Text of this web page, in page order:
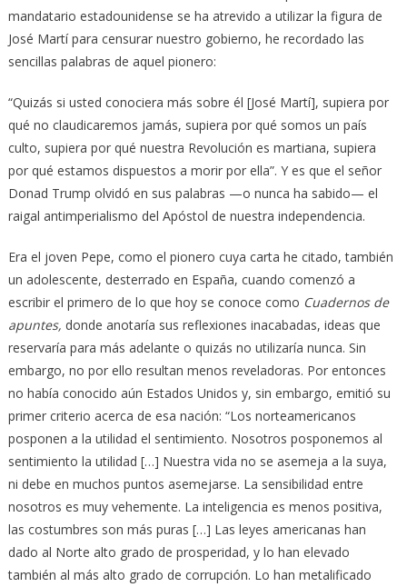
mandatario estadounidense se ha atrevido a utilizar la figura de
José Martí para censurar nuestro gobierno, he recordado las
sencillas palabras de aquel pionero:
“Quizás si usted conociera más sobre él [José Martí], supiera por
qué no claudicaremos jamás, supiera por qué somos un país
culto, supiera por qué nuestra Revolución es martiana, supiera
por qué estamos dispuestos a morir por ella”. Y es que el señor
Donad Trump olvidó en sus palabras —o nunca ha sabido— el
raigal antimperialismo del Apóstol de nuestra independencia.
Era el joven Pepe, como el pionero cuya carta he citado, también
un adolescente, desterrado en España, cuando comenzó a
escribir el primero de lo que hoy se conoce como Cuadernos de
apuntes, donde anotaría sus reflexiones inacabadas, ideas que
reservaría para más adelante o quizás no utilizaría nunca. Sin
embargo, no por ello resultan menos reveladoras. Por entonces
no había conocido aún Estados Unidos y, sin embargo, emitió su
primer criterio acerca de esa nación: “Los norteamericanos
posponen a la utilidad el sentimiento. Nosotros posponemos al
sentimiento la utilidad […] Nuestra vida no se asemeja a la suya,
ni debe en muchos puntos asemejarse. La sensibilidad entre
nosotros es muy vehemente. La inteligencia es menos positiva,
las costumbres son más puras […] Las leyes americanas han
dado al Norte alto grado de prosperidad, y lo han elevado
también al más alto grado de corrupción. Lo han metalificado